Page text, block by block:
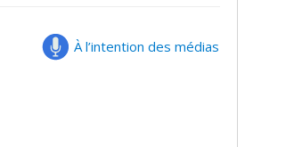
À l’intention des médias